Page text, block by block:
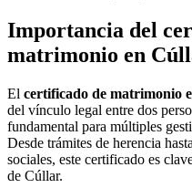
Importancia del
matrimonio en
El certificado de matrimonio
del vínculo legal entre dos
fundamental para múltiples
Desde trámites de herencia
sociales, este certificado es
de Cúllar.